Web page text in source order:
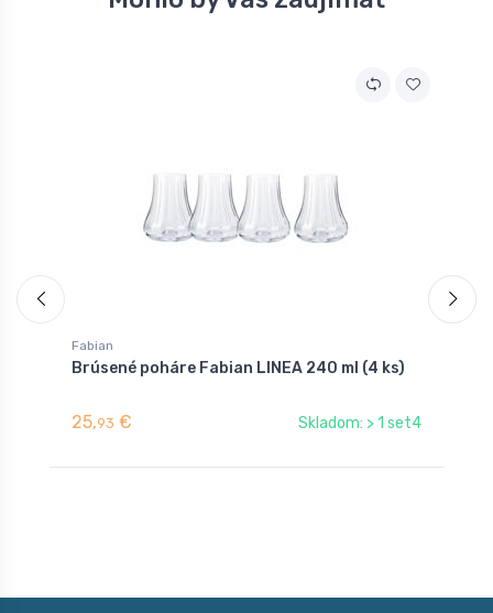
Fabian
Brúsené poháre Fabian LINEA 240 ml (4 ks)
25,93 € Skladom: > 1 set4